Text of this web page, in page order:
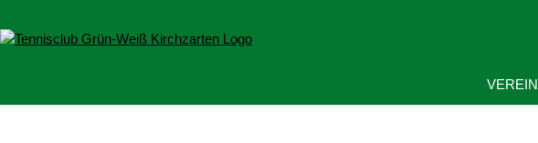
VEREIN